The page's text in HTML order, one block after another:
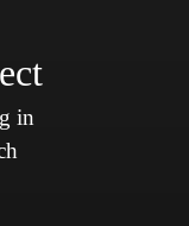
in